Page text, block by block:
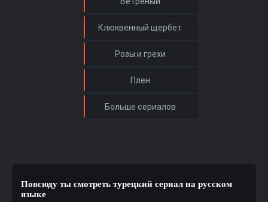
Повсюду ты смотреть турецкий сериал на русском
языке